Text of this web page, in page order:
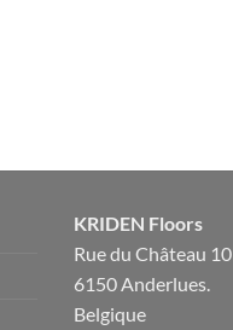
KRIDEN Floors
Rue du Château 10
6150 Anderlues.
Belgique